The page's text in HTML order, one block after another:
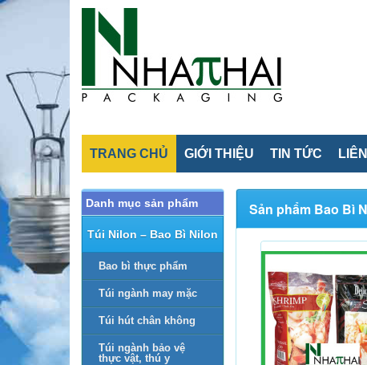
TRANG CHỦ GIỚI THIỆU TIN TỨC
Danh mục sản phẩm
Túi Nilon – Bao Bì Nilon
Bao bì thực phẩm
Túi ngành may mặc
Túi hút chân không
Túi ngành bảo vệ
thực vật, thú y
Sản phẩm Bao Bì